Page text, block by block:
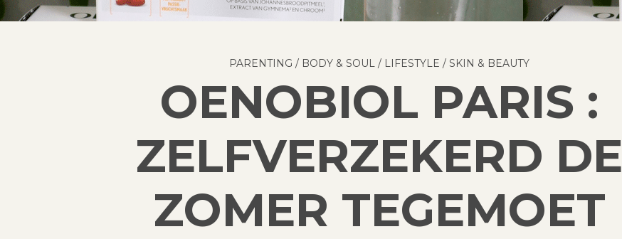
PARENTING / BODY & SOUL / LIFESTYLE /SKIN & BEAUTY
OENOBIOL PARIS :
ZELFVERZEKERD DE
ZOMER TEGEMOET